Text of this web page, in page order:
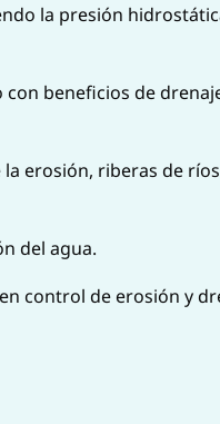
la presión
beneficios de
erosión, riberas de
del agua.
control de erosión y